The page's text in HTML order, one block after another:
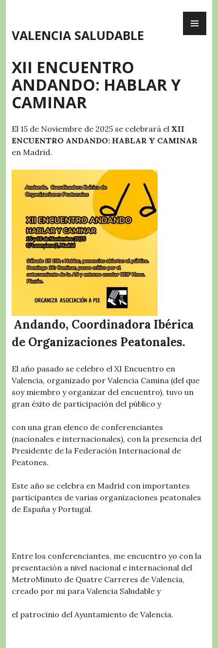
content
VALENCIA SALUDABLE
XII ENCUENTRO
ANDANDO: HABLAR Y
CAMINAR
El 15 de Noviembre de 2025 se celebrará el XII
ENCUENTRO ANDANDO: HABLAR Y CAMINAR
en Madrid.
Andando, Coordinadora Ibérica
de Organizaciones Peatonales.
El año pasado se celebro el XI Encuentro en
Valencia, organizado por Valencia Camina (del que
soy miembro y organizar del encuentro), tuvo un
gran éxito de participación del público y
con una gran elenco de conferenciantes
(nacionales e internacionales), con la presencia del
Presidente de la Federación Internacional de
Peatones.
Este año se celebra en Madrid con importantes
participantes de varias organizaciones peatonales
de España y Portugal.
Entre los conferenciantes, me encuentro yo con la
presentación a nivel nacional e internacional del
MetroMinuto de Quatre Carreres de Valencia,
creado por mi para Valencia Saludable y
el patrocinio del Ayuntamiento de Valencia.